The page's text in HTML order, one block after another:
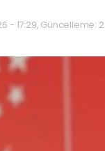
- 17:29, Güncelleme: